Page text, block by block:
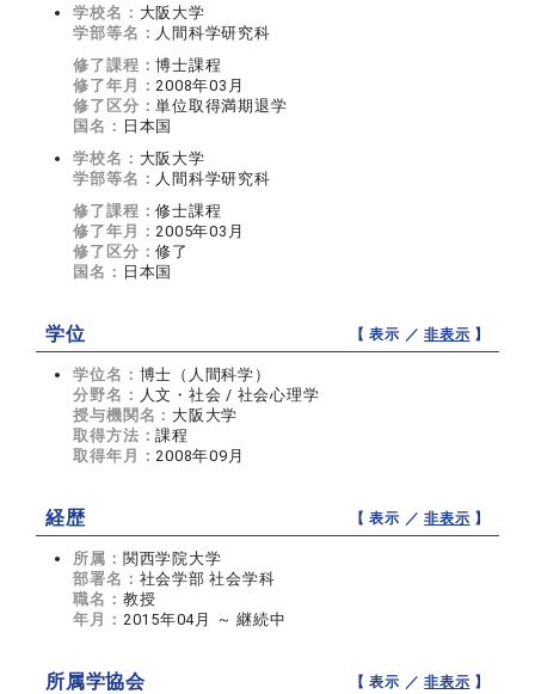
学校名： 大阪大学
学部等名： 人間科学研究科
修了課程：博士課程
修了年月：2008年03月
修了区分：単位取得満期退学
国名： 日本国
学校名： 大阪大学
学部等名： 人間科学研究科
修了課程：修士課程
修了年月：2005年03月
修了区分：修了
国名： 日本国
学位 【 表示 ／非表示 】
学位名： 博士（人間科学）
分野名： 人文・社会 / 社会心理学
授与機関名： 大阪大学
取得方法：課程
取得年月：2008年09月
経歴 【 表示 ／非表示 】
所属： 関西学院大学
部署名： 社会学部 社会学科
職名： 教授
年月： 2015年04月 ～ 継続中
所属学協会 【 表示 ／非表示 】